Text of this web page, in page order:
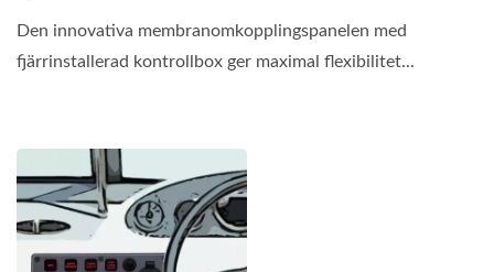
Den innovativa membranomkopplingspanelen med
fjärrinstallerad kontrollbox ger maximal flexibilitet...